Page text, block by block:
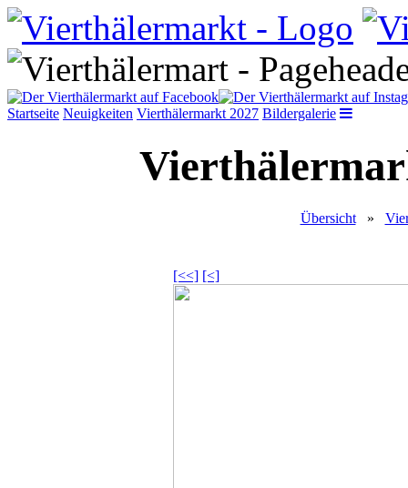
Startseite Neuigkeiten Vierthälermarkt 2027 Bildergalerie
Übersicht»
[<<] [<]